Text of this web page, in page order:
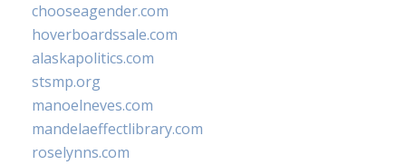
chooseagender.com
hoverboardssale.com
alaskapolitics.com
stsmp.org
manoelneves.com
mandelaeffectlibrary.com
roselynns.com